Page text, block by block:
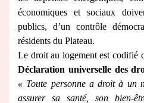
économiques et sociaux
publics, d’un contrôle
résidents du Plateau.
Le droit au logement est codifié
Déclaration universelle des
« Toute personne a droit à un
assurer sa santé, son bien-